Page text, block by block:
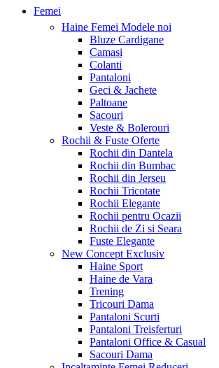
Femei
Haine Femei Modele noi
Bluze Cardigane
Camasi
Colanti
Pantaloni
Geci & Jachete
Paltoane
Sacouri
Veste & Bolerouri
Rochii & Fuste Oferte
Rochii din Dantela
Rochii din Bumbac
Rochii din Jerseu
Rochii Tricotate
Rochii Elegante
Rochii pentru Ocazii
Rochii de Zi si Seara
Fuste Elegante
New Concept Exclusiv
Haine Sport
Haine de Vara
Trening
Tricouri Dama
Pantaloni Scurti
Pantaloni Treisferturi
Pantaloni Office & Casual
Sacouri Dama